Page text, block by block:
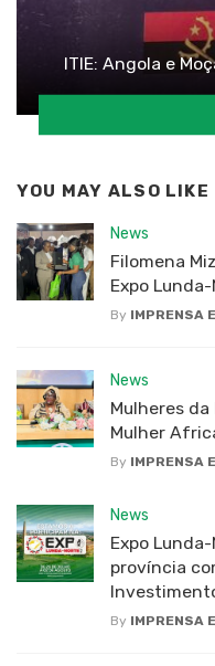
ITIE: Angola e
YOU MAY ALSO LIKE
News
Filomena
Expo
By IMPRENSA
News
Mulheres da
Mulher
By IMPRENSA
News
Expo
província
By IMPRENSA